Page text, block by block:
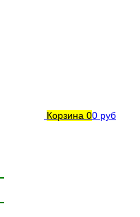
Корзина 00 руб